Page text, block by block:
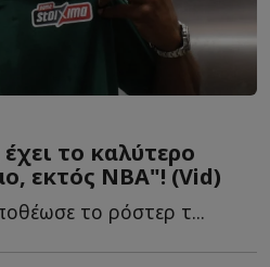
το καλύτερο
εκτός ΝΒΑ"! (Vid)
το ρόστερ τ...